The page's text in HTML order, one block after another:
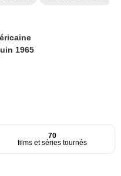
1965
70
films et séries tournés